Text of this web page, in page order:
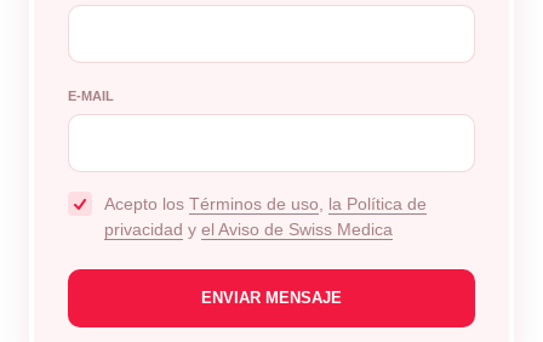
E-MAIL
Acepto los Términos de uso
la Política de
privacidad y el Aviso de Swiss Medica